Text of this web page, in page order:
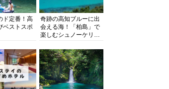
ド定番！高
ベストスポ
奇跡の高知ブルーに出
会える海！「柏島」で
楽しむシュノーケリン
浴にキャンプまで透明
度抜群の海の楽園を徹
底紹介